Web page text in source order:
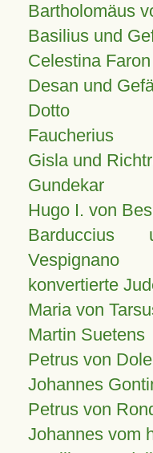
Bartholomäus
Basilius und
Celestina Faron
Desan und
Dotto
Faucherius
Gisla und
Gundekar
Hugo I. von
Vespignano
konvertierte
Maria von
Martin Suetens
Petrus von Dole
Johannes
Petrus von
Johannes vom